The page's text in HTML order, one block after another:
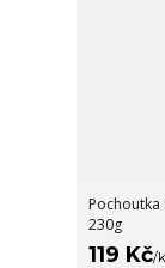
Pochoutka
230g
119 Kč/